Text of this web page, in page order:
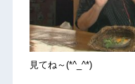
見てね～(*^_^*)